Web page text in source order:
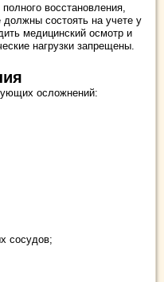
восстановления,
должны состоять на учете у
медицинский осмотр и
нагрузки запрещены.
осложнений:
сосудов;